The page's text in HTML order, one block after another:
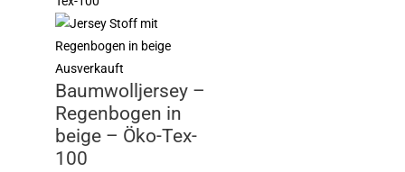
Ausverkauft
Baumwolljersey –
Regenbogen in
beige – Öko-Tex-
100